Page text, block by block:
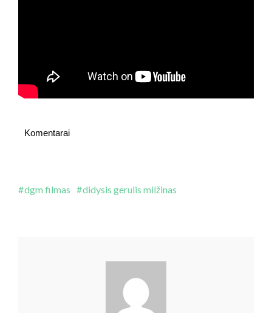
Komentarai
dgm filmas didysis gerulis milžinas